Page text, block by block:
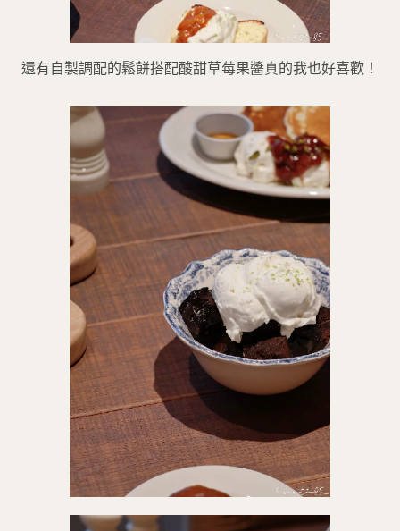
還有自製調配的鬆餅搭配酸甜草莓果醬真的我也好喜歡！